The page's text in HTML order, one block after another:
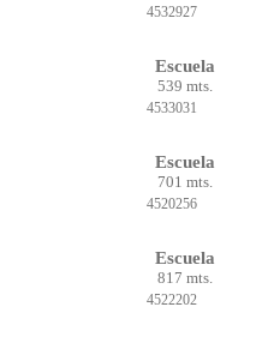
4532927
Escuela
539 mts.
4533031
Escuela
701 mts.
4520256
Escuela
817 mts.
4522202